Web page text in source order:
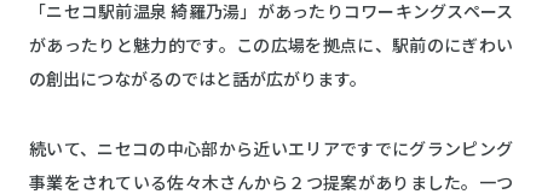
「ニセコ駅前温泉 綺羅乃湯」があったりコワーキングスペース
があったりと魅力的です。この広場を拠点に、駅前のにぎわい
の創出につながるのではと話が広がります。
続いて、ニセコの中心部から近いエリアですでにグランピング
事業をされている佐々木さんから２つ提案がありました。一つ